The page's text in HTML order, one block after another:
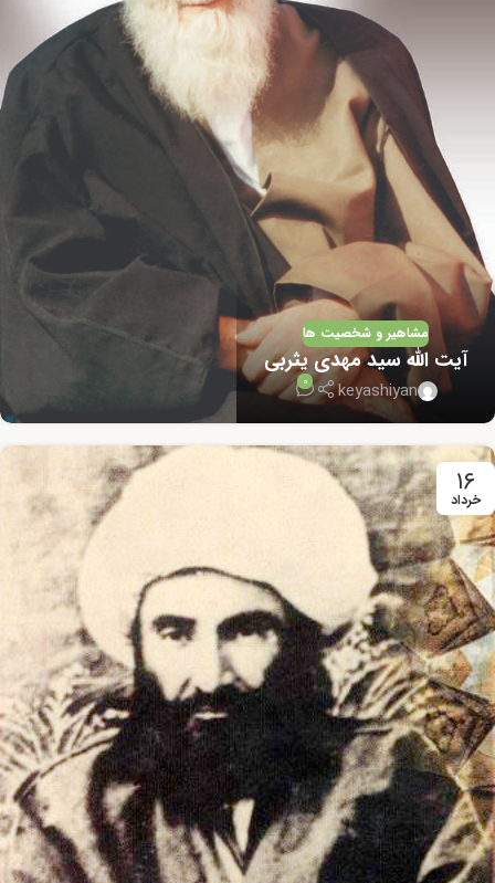
مشاهیر و شخصیت ها
آیت الله سید مهدی یثربی
keyashiyan
0
۱۶
خرداد